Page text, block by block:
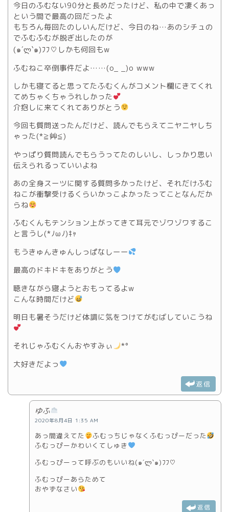
今日のふむない90分と長めだったけど、私の中で凄くあっ
という間で最高の回だったよ
もちろん毎回たのしいんだけど、今日のね…あのシチュの
でふむふむが脱ぎ出したのが
(๑´ლ`๑)ﾌﾌ♡しかも何回もw
ふむねこ卒倒事件だよ……(o_ _)o www
しかも寝てると思ってたふむくんがコメント欄にきてくれ
てめちゃくちゃうれしかった
介抱しに来てくれてありがとう
今回も質問送ったんだけど、読んでもらえてニヤニヤしち
ゃった(*≧艸≦)
やっぱり質問読んでもらうってたのしいし、しっかり思い
伝えられるっていいよね
あの全身スーツに関する質問多かったけど、それだけふむ
ねこが衝撃受けるくらいかっこよかったってことなんだか
らね
ふむくんもテンション上がってきて耳元でゾワゾワするこ
と言うし(*ﾉωﾉ)ｷｬ
もうきゅんきゅんしっぱなしーー
最高のドキドキをありがとう
聴きながら寝ようとおもってるよw
こんな時間だけど
明日も暑そうだけど体調に気をつけてがむばしていこうね
それじゃふむくんおやすみぃ
*°
大好きだよっ
返信
ゆふ
2020年8月4日 1:35 AM
あっ間違えてた
ふむっちじゃなくふむっぴーだった
ふむっぴーかわいくてしゅき
ふむっぴーって呼ぶのもいいね(๑´ლ`๑)ﾌﾌ♡
ふむっぴーあらためて
おやずなさい
返信